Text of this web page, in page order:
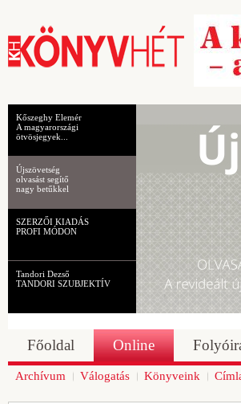
Kőszeghy Elemér
A magyarországi
ötvösjegyek...
Újszövetség
olvasást segítő
nagy betűkkel
SZERZŐI KIADÁS
PROFI MÓDON
Tandori Dezső
TANDORI SZUBJEKTÍV
Főoldal Online
Archívum Válogatás Könyveink